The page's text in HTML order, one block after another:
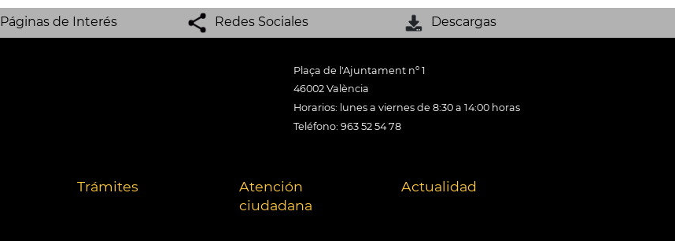
Páginas de Interés Redes Sociales Descargas
Plaça de l'Ajuntament nº 1
46002 València
Horarios: lunes a viernes de 8:30 a 14:00 horas
Teléfono: 963 52 54 78
Trámites
Atención
ciudadana
Actualidad